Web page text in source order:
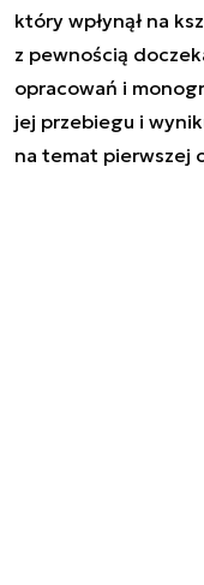
który wpłynął na
z pewnością
opracowań i
jej przebiegu i
na temat pierwszej